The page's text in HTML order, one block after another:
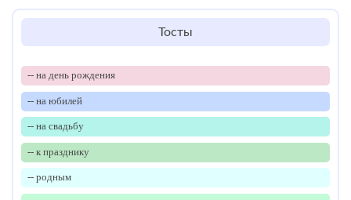
Тосты
-- на день рождения
-- на юбилей
-- на свадьбу
-- к празднику
-- родным